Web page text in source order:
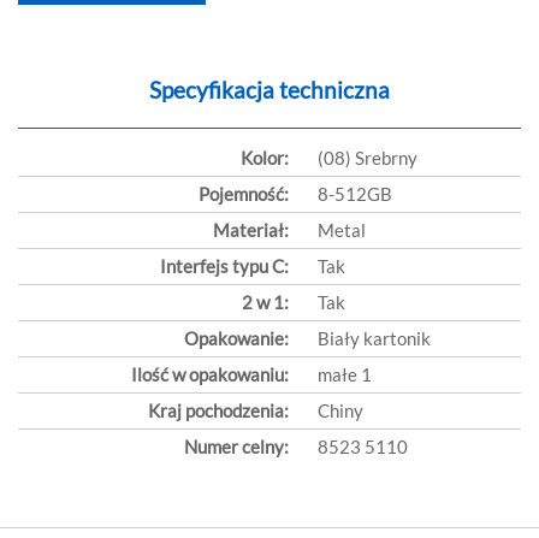
Specyfikacja techniczna
Kolor:
(08) Srebrny
Pojemność:
8-512GB
Materiał:
Metal
Interfejs typu C:
Tak
2 w 1:
Tak
Opakowanie:
Biały kartonik
Ilość w opakowaniu:
małe 1
Kraj pochodzenia:
Chiny
Numer celny:
8523 5110